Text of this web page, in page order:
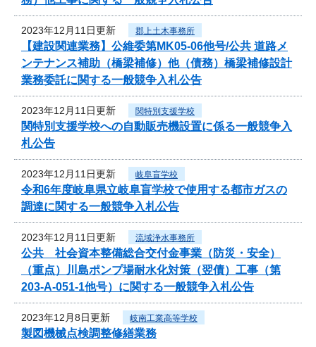
2023年12月11日更新 郡上土木事務所
【建設関連業務】公維委第MK05-06他号/公共 道路メ
ンテナンス補助（橋梁補修）他（債務）橋梁補修設計
業務委託に関する一般競争入札公告
2023年12月11日更新 関特別支援学校
関特別支援学校への自動販売機設置に係る一般競争入
札公告
2023年12月11日更新 岐阜盲学校
令和6年度岐阜県立岐阜盲学校で使用する都市ガスの
調達に関する一般競争入札公告
2023年12月11日更新 流域浄水事務所
公共 社会資本整備総合交付金事業（防災・安全）
（重点）川島ポンプ場耐水化対策（翌債）工事（第
203-A-051-1他号）に関する一般競争入札公告
2023年12月8日更新 岐南工業高等学校
製図機械点検調整修繕業務